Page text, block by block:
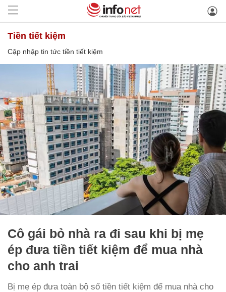
tiền tiết kiệm
Cập nhập tin tức tiền tiết kiệm
Cô gái bỏ nhà ra đi sau khi bị mẹ
ép đưa tiền tiết kiệm để mua nhà
cho anh trai
Bị mẹ ép đưa toàn bộ số tiền tiết kiệm để mua nhà cho